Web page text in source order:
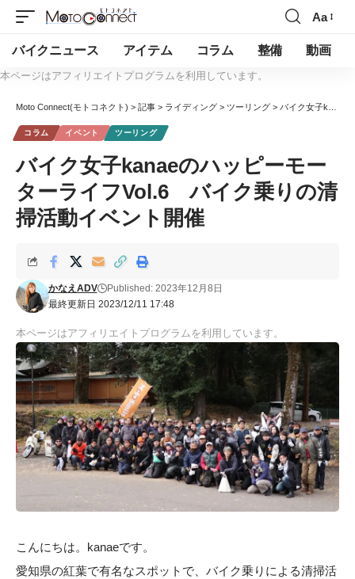
Aa
バイクニュース アイテム コラム 整備 動画
本ページはアフィリエイトプログラムを利用しています。
Moto Connect(モトコネクト) > 記事 > ライディング > ツーリング > バイク女子kanaeのハッピーモーターライフVol.6 バイク乗りの清掃活動イベント開催
コラム イベント ツーリング
バイク女子kanaeのハッピーモー
ターライフVol.6 バイク乗りの清
掃活動イベント開催
最終更新日 2023/12/11 17:48
かなえADV Published: 2023年12月8日
本ページはアフィリエイトプログラムを利用しています。
こんにちは。kanaeです。
愛知県の紅葉で有名なスポットで、バイク乗りによる清掃活